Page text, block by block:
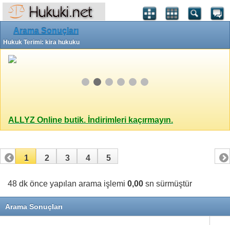
Arama Sonuçları
Hukuk Terimi: kira hukuku
ALLYZ Online butik. İndirimleri kaçırmayın.
1 2 3 4 5
48 dk önce yapılan arama işlemi 0,00 sn sürmüştür
Arama Sonuçları